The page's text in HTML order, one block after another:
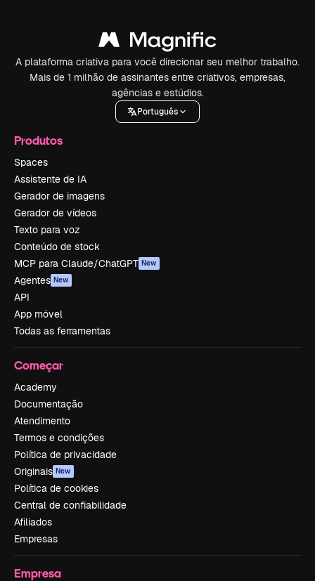
A plataforma criativa para você direcionar seu melhor trabalho.
Mais de 1 milhão de assinantes entre criativos, empresas,
agências e estúdios.
Português
Produtos
Spaces
Assistente de IA
Gerador de imagens
Gerador de vídeos
Texto para voz
Conteúdo de stock
MCP para Claude/ChatGPT New
Agentes New
API
App móvel
Todas as ferramentas
Começar
Academy
Documentação
Atendimento
Termos e condições
Política de privacidade
Originais New
Política de cookies
Central de confiabilidade
Afiliados
Empresas
Empresa